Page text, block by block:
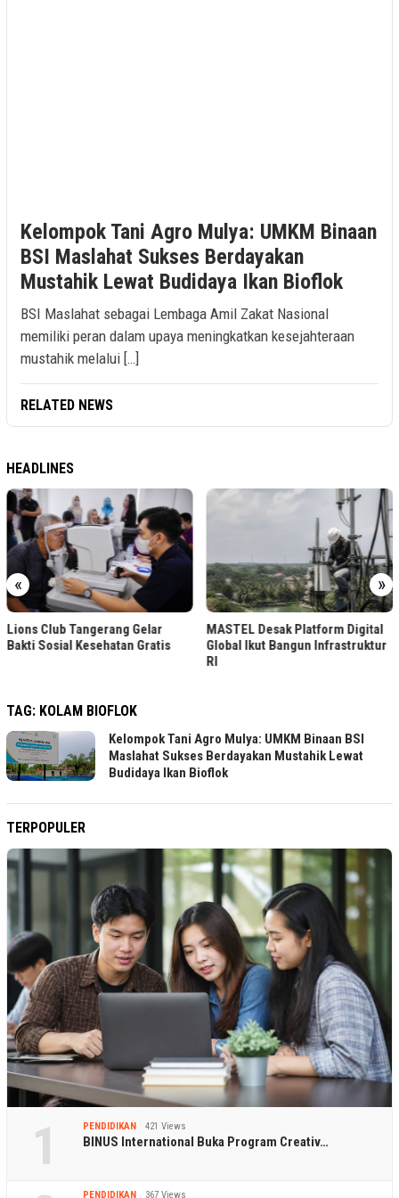
Kelompok Tani Agro Mulya: UMKM Binaan
BSI Maslahat Sukses Berdayakan
Mustahik Lewat Budidaya Ikan Bioflok
BSI Maslahat sebagai Lembaga Amil Zakat Nasional
memiliki peran dalam upaya meningkatkan kesejahteraan
mustahik melalui […]
RELATED NEWS
HEADLINES
« »
Lions Club Tangerang Gelar
Bakti Sosial Kesehatan Gratis
MASTEL Desak Platform Digital
Global Ikut Bangun Infrastruktur
RI
TAG: KOLAM BIOFLOK
Kelompok Tani Agro Mulya: UMKM Binaan BSI
Maslahat Sukses Berdayakan Mustahik Lewat
Budidaya Ikan Bioflok
TERPOPULER
1 PENDIDIKAN 421 Views
BINUS International Buka Program Creativ…
PENDIDIKAN 367 Views